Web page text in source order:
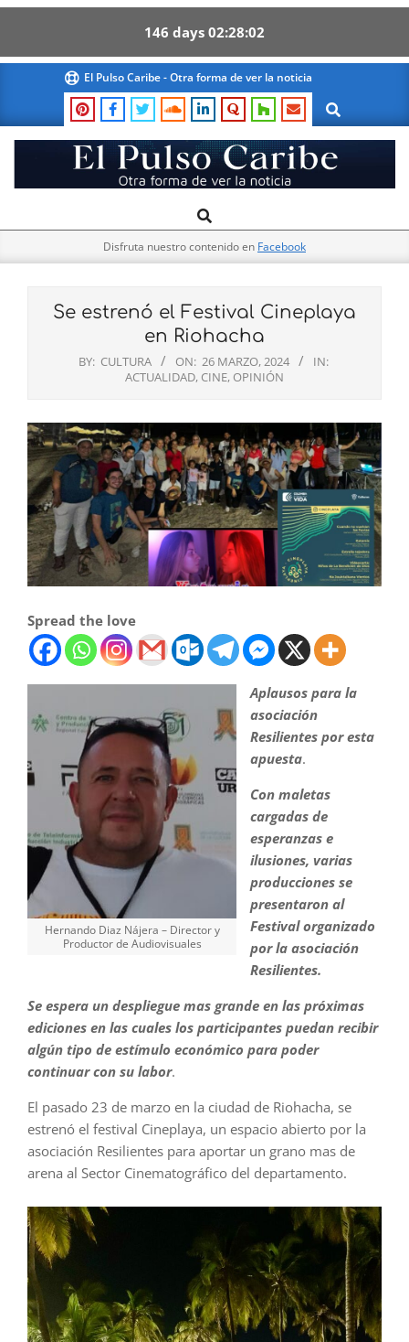
146 days 02 28 01
content
El Pulso Caribe - Otra forma de ver la noticia
Search
El
Pulso
Navigation
Search
Disfruta nuestro contenido en Facebook
Se estrenó el Festival Cineplaya
en Riohacha
BY: CULTURA ON: 26 MARZO, 2024
IN:
ACTUALIDAD, CINE, OPINIÓN
Spread the love
Hernando Diaz Nájera – Director y
Productor de Audiovisuales
Aplausos para la
asociación
Resilientes por esta
apuesta.
Con maletas
cargadas de
esperanzas e
ilusiones, varias
producciones se
presentaron al
Festival organizado
por la asociación
Resilientes.
Se espera un despliegue mas grande en las próximas
ediciones en las cuales los participantes puedan recibir
algún tipo de estímulo económico para poder
continuar con su labor.
El pasado 23 de marzo en la ciudad de Riohacha, se
estrenó el festival Cineplaya, un espacio abierto por la
asociación Resilientes para aportar un grano mas de
arena al Sector Cinematográfico del departamento.